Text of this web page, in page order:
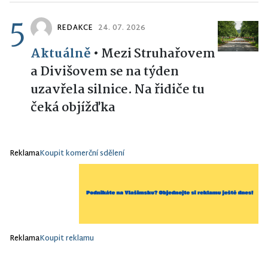
5 REDAKCE 24. 07. 2026
Aktuálně • Mezi Struhařovem
a Divišovem se na týden
uzavřela silnice. Na řidiče tu
čeká objížďka
ReklamaKoupit komerční sdělení
ReklamaKoupit reklamu